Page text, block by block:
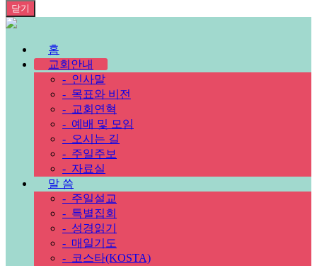
닫기
홈
교회안내
- 인사말
- 목표와 비전
- 교회연혁
- 예배 및 모임
- 오시는 길
- 주일주보
- 자료실
말 씀
- 주일설교
- 특별집회
- 성경읽기
- 매일기도
- 코스타(KOSTA)